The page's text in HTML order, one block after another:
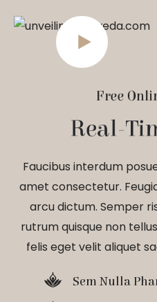
Free
Real-
Faucibus interdum
amet consectetur.
arcu dictum. Semper
rutrum quisque non
felis eget velit aliquet
Sem Nulla